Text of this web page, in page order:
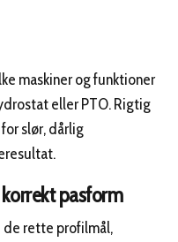
maskiner og funktioner
eller PTO. Rigtig
slør, dårlig
pasform
de rette profilmål,